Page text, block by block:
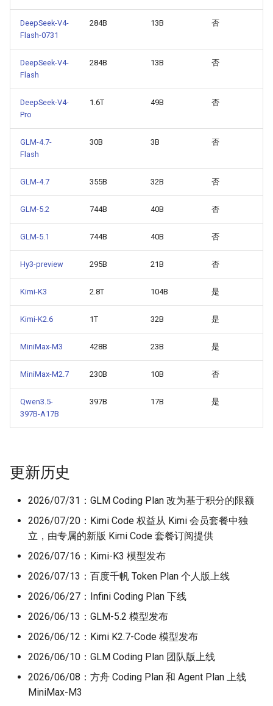
DeepSeek-V4-
Flash-0731
284B 13B 否
DeepSeek-V4-
Flash
284B 13B 否
DeepSeek-V4-
Pro
1.6T 49B 否
GLM-4.7-
Flash
30B 3B 否
GLM-4.7 355B 32B 否
GLM-5.2 744B 40B 否
GLM-5.1 744B 40B 否
Hy3-preview 295B 21B 否
Kimi-K3 2.8T 104B 是
Kimi-K2.6 1T 32B 是
MiniMax-M3 428B 23B 是
MiniMax-M2.7 230B 10B 否
Qwen3.5-
397B-A17B
397B 17B 是
更新历史
2026/07/31：GLM Coding Plan 改为基于积分的限额
2026/07/20：Kimi Code 权益从 Kimi 会员套餐中独
立，由专属的新版 Kimi Code 套餐订阅提供
2026/07/16：Kimi-K3 模型发布
2026/07/13：百度千帆 Token Plan 个人版上线
2026/06/27：Infini Coding Plan 下线
2026/06/13：GLM-5.2 模型发布
2026/06/12：Kimi K2.7-Code 模型发布
2026/06/10：GLM Coding Plan 团队版上线
2026/06/08：方舟 Coding Plan 和 Agent Plan 上线
MiniMax-M3